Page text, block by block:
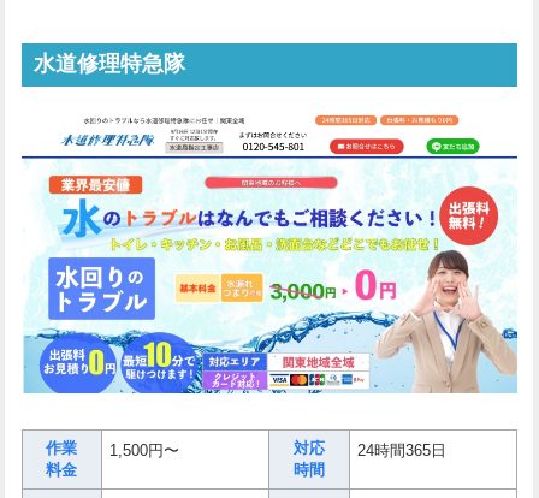
水道修理特急隊
作業
料金
1,500円〜
対応
時間
24時間365日